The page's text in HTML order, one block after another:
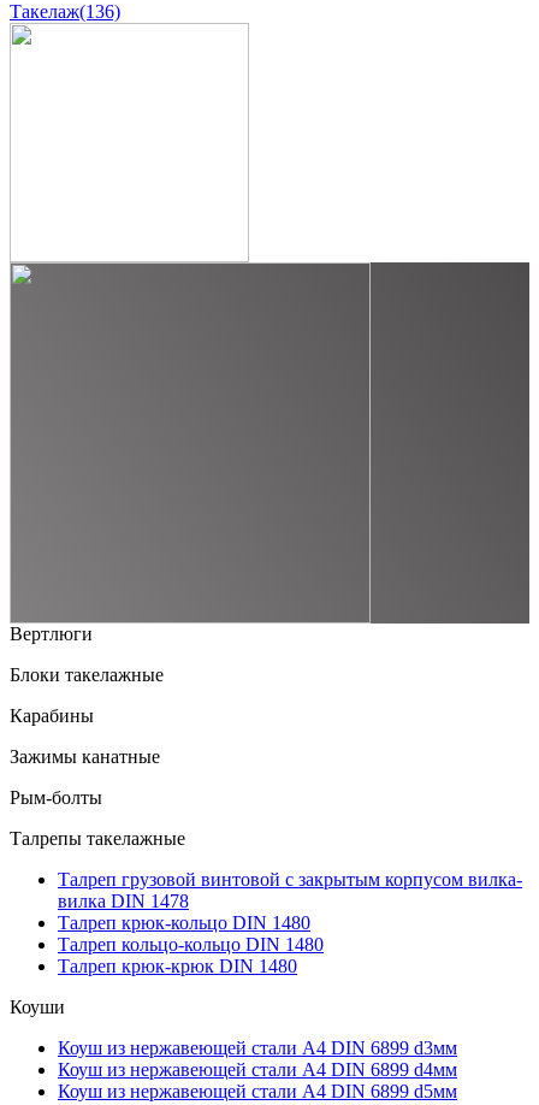
Такелаж(136)
Вертлюги
Блоки такелажные
Карабины
Зажимы канатные
Рым-болты
Талрепы такелажные
Талреп грузовой винтовой с закрытым корпусом вилка-
вилка DIN 1478
Талреп крюк-кольцо DIN 1480
Талреп кольцо-кольцо DIN 1480
Талреп крюк-крюк DIN 1480
Коуши
Коуш из нержавеющей стали А4 DIN 6899 d3мм
Коуш из нержавеющей стали А4 DIN 6899 d4мм
Коуш из нержавеющей стали А4 DIN 6899 d5мм